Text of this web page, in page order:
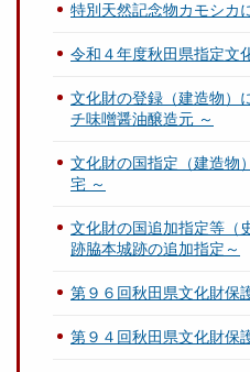
特別天然記念物カモシカ
令和４年度秋田県指定文
文化財の登録（建造物）
チ味噌醤油醸造元 ～
文化財の国指定（建造物
宅 ～
文化財の国追加指定等
跡脇本城跡の追加指定～
第９６回秋田県文化財保
第９４回秋田県文化財保